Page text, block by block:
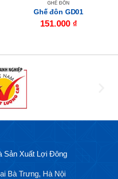
GHẾ ĐÔN
Ghế đôn GD01
151.000 ₫
Sản Xuất Lợi Đông
Bà Trưng, Hà Nội